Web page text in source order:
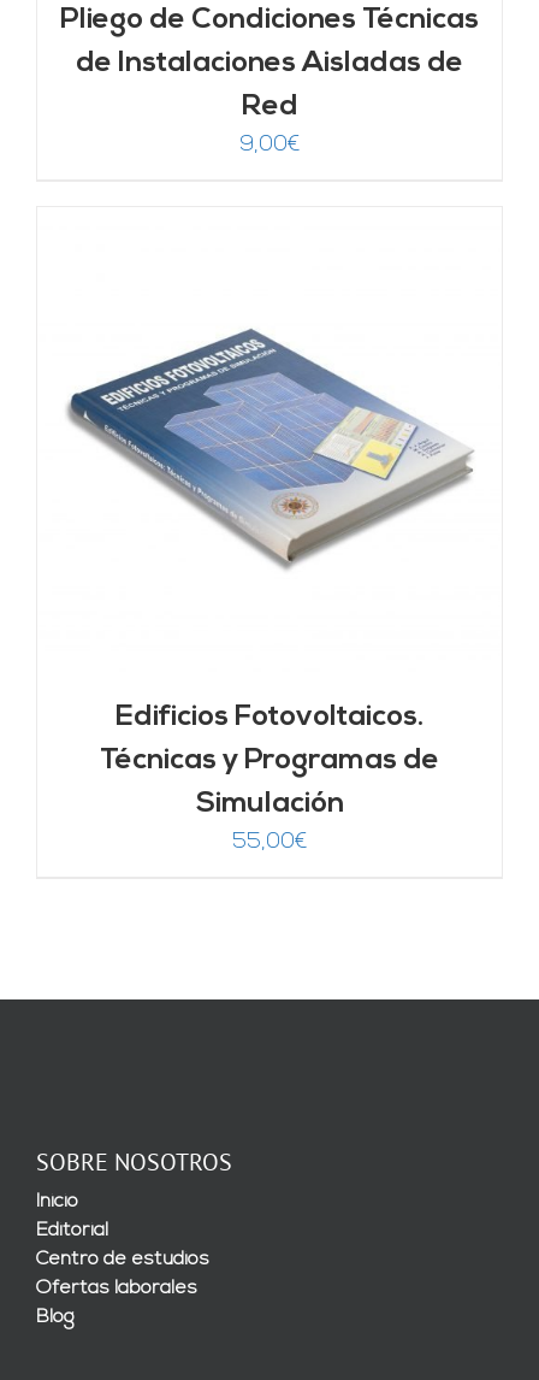
Pliego de Condiciones Técnicas
de Instalaciones Aisladas de
Red
9,00€
Edificios Fotovoltaicos.
Técnicas y Programas de
Simulación
55,00€
SOBRE NOSOTROS
Inicio
Editorial
Centro de estudios
Ofertas laborales
Blog